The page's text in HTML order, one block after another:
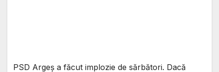
PSD Argeș a făcut implozie de sărbători. Dacă